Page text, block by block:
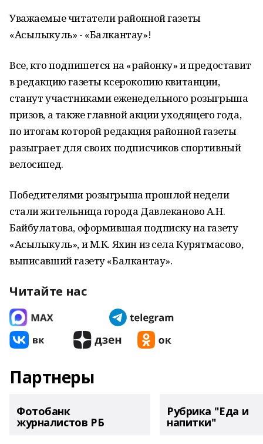
Уважаемые читатели районной газеты
«Асылыкуль» - «Балкантау»!
Все, кто подпишется на «районку» и предоставит
в редакцию газеты ксерокопию квитанции,
станут участниками еженедельного розыгрыша
призов, а также главной акции уходящего года,
по итогам которой редакция районной газеты
разыграет для своих подписчиков спортивный
велосипед.
Победителями розыгрыша прошлой недели
стали жительница города Давлеканово А.Н.
Байбулатова, оформившая подписку на газету
«Асылыкуль», и М.К. Яхин из села Курятмасово,
выписавший газету «Балкантау».
Читайте нас
Партнеры
Фотобанк
журналистов РБ
Рубрика "Еда и
напитки"